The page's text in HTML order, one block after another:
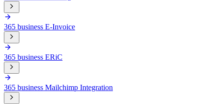
365 business E-Invoice
365 business ERiC
365 business Mailchimp Integration